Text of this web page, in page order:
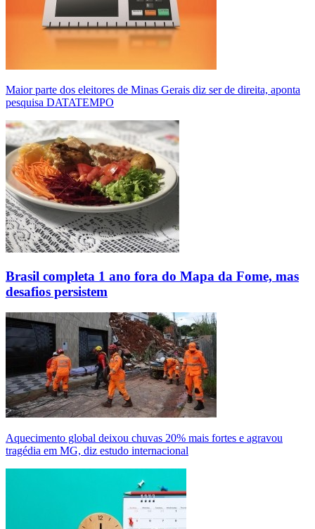
Maior parte dos eleitores de Minas Gerais diz ser de direita, aponta
pesquisa DATATEMPO
Brasil completa 1 ano fora do Mapa da Fome, mas
desafios persistem
Aquecimento global deixou chuvas 20% mais fortes e agravou
tragédia em MG, diz estudo internacional